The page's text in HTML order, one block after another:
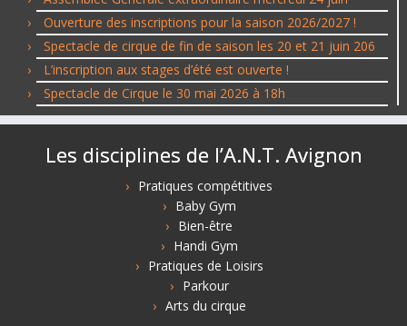
Ouverture des inscriptions pour la saison 2026/2027 !
Spectacle de cirque de fin de saison les 20 et 21 juin 206
L’inscription aux stages d’été est ouverte !
Spectacle de Cirque le 30 mai 2026 à 18h
Les disciplines de l’A.N.T. Avignon
Pratiques compétitives
Baby Gym
Bien-être
Handi Gym
Pratiques de Loisirs
Parkour
Arts du cirque